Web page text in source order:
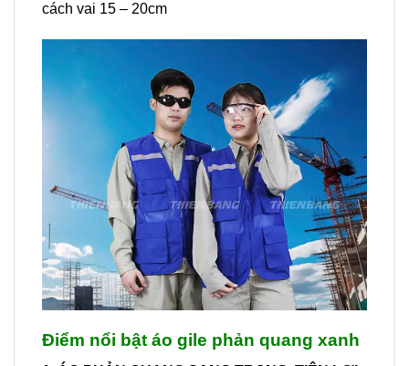
cách vai 15 – 20cm
Điểm nổi bật áo gile phản quang xanh